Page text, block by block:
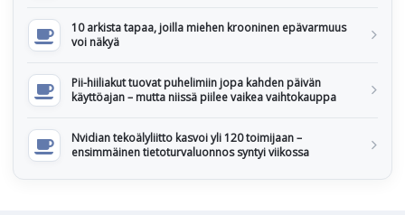
10 arkista tapaa, joilla miehen krooninen epävarmuus
voi näkyä
Pii-hiiliakut tuovat puhelimiin jopa kahden päivän
käyttöajan – mutta niissä piilee vaikea vaihtokauppa
Nvidian tekoälyliitto kasvoi yli 120 toimijaan –
ensimmäinen tietoturvaluonnos syntyi viikossa